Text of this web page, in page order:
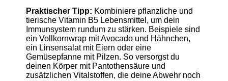
Praktischer Tipp: Kombiniere pflanzliche und
tierische Vitamin B5 Lebensmittel, um dein
Immunsystem rundum zu stärken. Beispiele sind
ein Vollkornwrap mit Avocado und Hähnchen,
ein Linsensalat mit Eiern oder eine
Gemüsepfanne mit Pilzen. So versorgst du
deinen Körper mit Pantothensäure und
zusätzlichen Vitalstoffen, die deine Abwehr noch